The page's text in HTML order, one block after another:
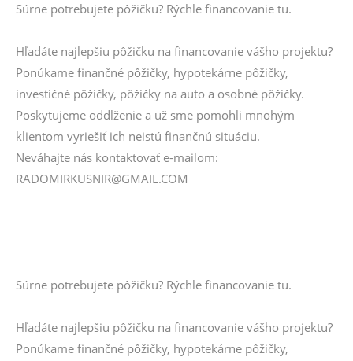
Súrne potrebujete pôžičku? Rýchle financovanie tu.
Hľadáte najlepšiu pôžičku na financovanie vášho projektu?
Ponúkame finančné pôžičky, hypotekárne pôžičky,
investičné pôžičky, pôžičky na auto a osobné pôžičky.
Poskytujeme oddlženie a už sme pomohli mnohým
klientom vyriešiť ich neistú finančnú situáciu.
Neváhajte nás kontaktovať e-mailom:
RADOMIRKUSNIR@GMAIL.COM
Súrne potrebujete pôžičku? Rýchle financovanie tu.
Hľadáte najlepšiu pôžičku na financovanie vášho projektu?
Ponúkame finančné pôžičky, hypotekárne pôžičky,